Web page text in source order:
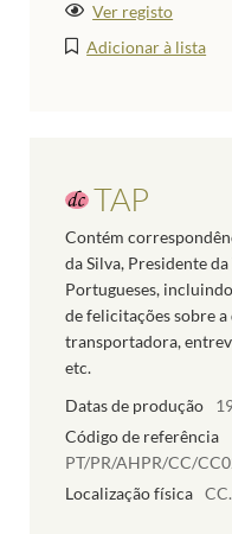
Ver registo
Adicionar à lista
TAP
Contém
da Silva, Presidente
Portugueses,
de felicitações sobre
transportadora,
etc.
Datas de produção
Código de referência
PT/PR/AHPR/CC/
Localização física